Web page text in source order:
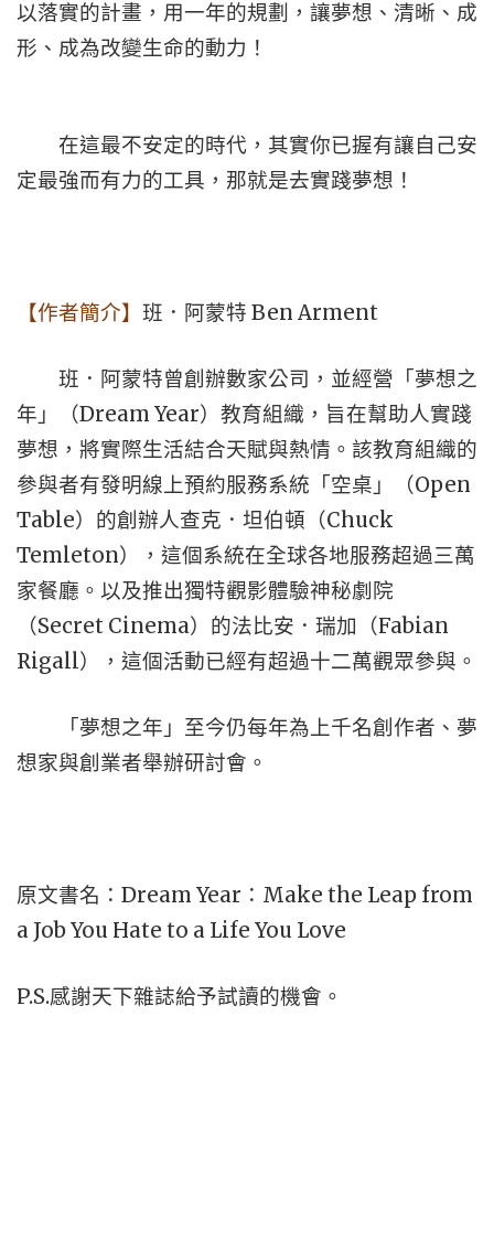
以落實的計畫，用一年的規劃，讓夢想、清晰、成
形、成為改變生命的動力！
在這最不安定的時代，其實你已握有讓自己安
定最強而有力的工具，那就是去實踐夢想！
【作者簡介】 班．阿蒙特 Ben Arment
班．阿蒙特曾創辦數家公司，並經營「夢想之
年」（Dream Year）教育組織，旨在幫助人實踐
夢想，將實際生活結合天賦與熱情。該教育組織的
參與者有發明線上預約服務系統「空桌」（Open
Table）的創辦人查克．坦伯頓（Chuck
Temleton），這個系統在全球各地服務超過三萬
家餐廳。以及推出獨特觀影體驗神秘劇院
（Secret Cinema）的法比安．瑞加（Fabian
Rigall），這個活動已經有超過十二萬觀眾參與。
「夢想之年」至今仍每年為上千名創作者、夢
想家與創業者舉辦研討會。
原文書名： Dream Year ： Make the Leap from
a Job You Hate to a Life You Love
P.S.感謝天下雜誌給予試讀的機會。